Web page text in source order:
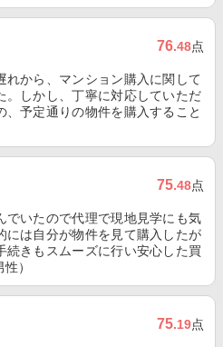
76.48点
れから、マンション購入に関して
。しかし、丁寧に対応していただ
、予定通りの物件を購入すること
75.48点
でいたので代理で現地見学にも気
には自分が物件を見て購入したが
続きもスムーズに行い安心した買
）
75.19点